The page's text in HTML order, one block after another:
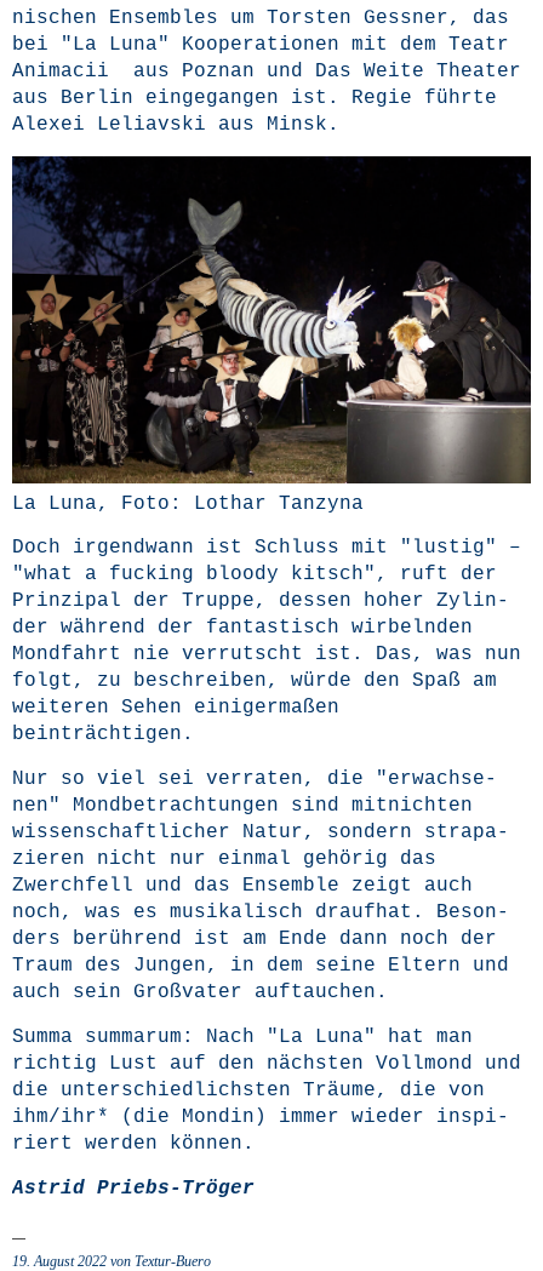
ni­schen Ensem­bles um Tors­ten Gess­ner, das
bei "La Luna" Koope­ra­tio­nen mit dem Teatr
Ani­macii aus Poz­nan und Das Wei­te Thea­ter
aus Ber­lin ein­ge­gan­gen ist. Regie führ­te
Alex­ei Leliav­ski aus Minsk.
La Luna, Foto: Lothar Tanzyna
Doch irgend­wann ist Schluss mit "lus­tig" –
"what a fuck­ing bloo­dy kitsch", ruft der
Prin­zi­pal der Trup­pe, des­sen hoher Zylin­
der wäh­rend der fan­tas­tisch wir­beln­den
Mond­fahrt nie ver­rutscht ist. Das, was nun
folgt, zu beschrei­ben, wür­de den Spaß am
wei­te­ren Sehen eini­ger­ma­ßen
beinträchtigen.
Nur so viel sei ver­ra­ten, die "erwach­se­
nen" Mond­be­trach­tun­gen sind mit­nich­ten
wis­sen­schaft­li­cher Natur, son­dern stra­pa­
zie­ren nicht nur ein­mal gehö­rig das
Zwerch­fell und das Ensem­ble zeigt auch
noch, was es musi­ka­lisch drauf­hat. Beson­
ders berüh­rend ist am Ende dann noch der
Traum des Jun­gen, in dem sei­ne Eltern und
auch sein Groß­va­ter auftauchen.
Sum­ma sum­ma­rum: Nach "La Luna" hat man
rich­tig Lust auf den nächs­ten Voll­mond und
die unter­schied­lichs­ten Träu­me, die von
ihm/ihr* (die Mon­din) immer wie­der inspi­
riert wer­den können.
Astrid Priebs-Trö­ger
19. August 2022 von Textur-Buero